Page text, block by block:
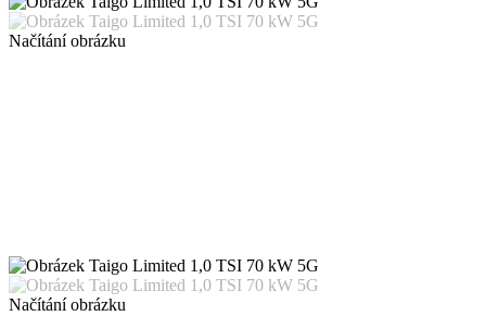
Načítání obrázku
Načítání obrázku